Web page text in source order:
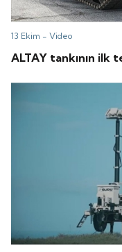
13 Ekim -Video
ALTAY tankının ilk